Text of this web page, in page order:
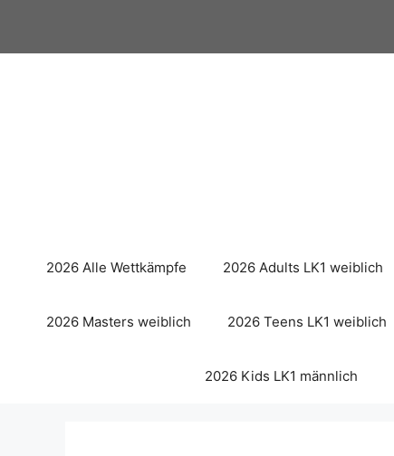
springen
2026 Alle Wettkämpfe 2026 Adults LK1 weiblich
2026 Masters weiblich 2026 Teens LK1 weiblich
2026 Kids LK1 männlich